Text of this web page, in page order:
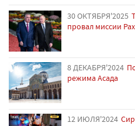
30 ОКТЯБРЯ'2025
провал миссии
8 ДЕКАБРЯ'2024
режима Асада
12 ИЮЛЯ'2024